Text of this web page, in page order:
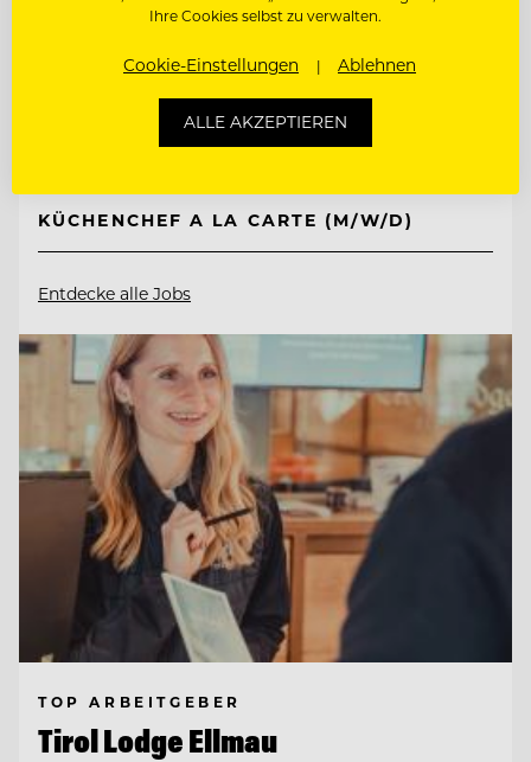
6675 Tannheim/Tirol, Österreich
CHEF DE RANG (M/W/D)
KÜCHENCHEF A LA CARTE (M/W/D)
Entdecke alle Jobs
TOP ARBEITGEBER
Tirol Lodge Ellmau
Ihre Cookies selbst zu verwalten.
Cookie-Einstellungen Ablehnen
ALLE AKZEPTIEREN